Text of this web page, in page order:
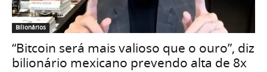
Bilionários
“Bitcoin será mais valioso que o ouro”, diz
bilionário mexicano prevendo alta de 8x